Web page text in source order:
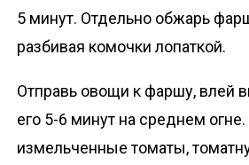
5 минут. Отдельно обжарь
разбивая комочки лопаткой.
Отправь овощи к фаршу, влей
его 5-6 минут на среднем
измельченные томаты,